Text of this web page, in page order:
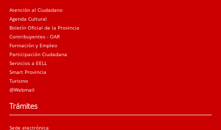
Atención al Ciudadano
Agenda Cultural
Boletín Oficial de la Provincia
Contribuyentes - OAR
Formación y Empleo
Participación Ciudadana
Servicios a EELL
Smart Provincia
Turismo
@Webmail
Trámites
Sede electrónica